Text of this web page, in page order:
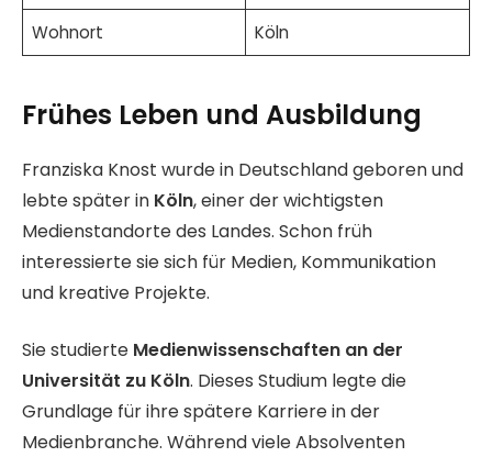
Wohnort
Köln
Frühes Leben und Ausbildung
Franziska Knost wurde in Deutschland geboren und
lebte später in Köln, einer der wichtigsten
Medienstandorte des Landes. Schon früh
interessierte sie sich für Medien, Kommunikation
und kreative Projekte.
Sie studierte Medienwissenschaften an der
Universität zu Köln. Dieses Studium legte die
Grundlage für ihre spätere Karriere in der
Medienbranche. Während viele Absolventen